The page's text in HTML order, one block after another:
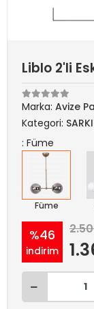
Liblo 2'li
Marka: Avize
Kategori:
: Füme
Füme
%46
indirim